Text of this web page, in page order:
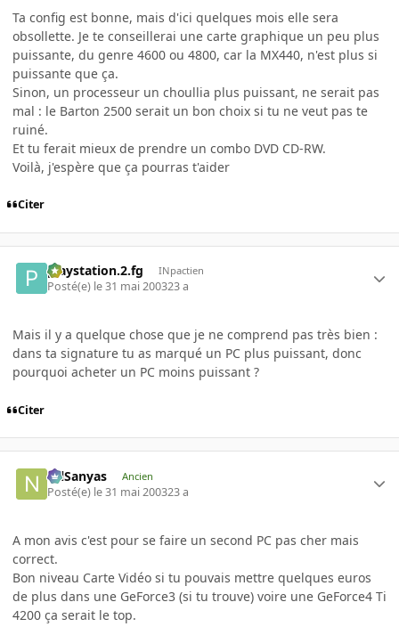
Ta config est bonne, mais d'ici quelques mois elle sera
obsollette. Je te conseillerai une carte graphique un peu plus
puissante, du genre 4600 ou 4800, car la MX440, n'est plus si
puissante que ça.
Sinon, un processeur un choullia plus puissant, ne serait pas
mal : le Barton 2500 serait un bon choix si tu ne veut pas te
ruiné.
Et tu ferait mieux de prendre un combo DVD CD-RW.
Voilà, j'espère que ça pourras t'aider
Citer
playstation.2.fg INpactien
Posté(e) le 31 mai 200323 a
Mais il y a quelque chose que je ne comprend pas très bien :
dans ta signature tu as marqué un PC plus puissant, donc
pourquoi acheter un PC moins puissant ?
Citer
NilSanyas Ancien
Posté(e) le 31 mai 200323 a
A mon avis c'est pour se faire un second PC pas cher mais
correct.
Bon niveau Carte Vidéo si tu pouvais mettre quelques euros
de plus dans une GeForce3 (si tu trouve) voire une GeForce4 Ti
4200 ça serait le top.